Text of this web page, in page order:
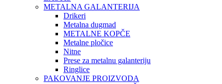
METALNA GALANTERIJA
Drikeri
Metalna dugmad
METALNE KOPČE
Metalne pločice
Nitne
Prese za metalnu galanteriju
Ringlice
PAKOVANJE PROIZVODA